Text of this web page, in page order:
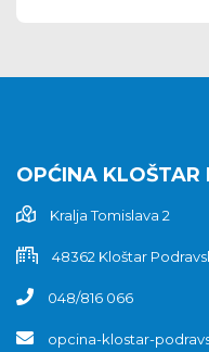
OPĆINA KLOŠTAR
Kralja Tomislava 2
48362 Kloštar
048/816 066
opcina-klostar-